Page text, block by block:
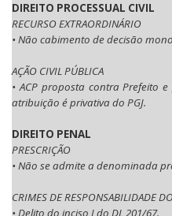
DIREITO PROCESSUAL CIVIL
RECURSO EXTRAORDINÁRIO
• Não cabimento de decisão
AÇÃO CIVIL PÚBLICA
• ACP proposta contra Prefeito
atribuição é privativa do PGJ.
DIREITO PENAL
PRESCRIÇÃO
• Não se admite a denominada
CRIMES DE RESPONSABILIDADE
• Delito do inciso I do DL 201/67.